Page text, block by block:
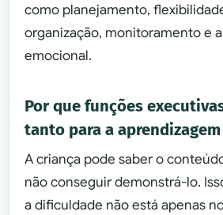
como planejamento,
organização, monitoramento e
emocional.
Por que funções
tanto para a aprendizagem
A criança pode saber o
não conseguir demonstrá-lo.
a dificuldade não está apenas